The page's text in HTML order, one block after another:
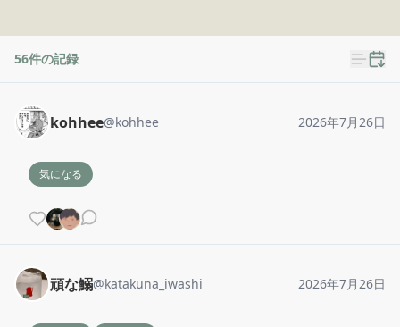
56件の記録
kohhee@kohhee 2026年7月26日
気になる
頑な鰯@katakuna_iwashi 2026年7月26日